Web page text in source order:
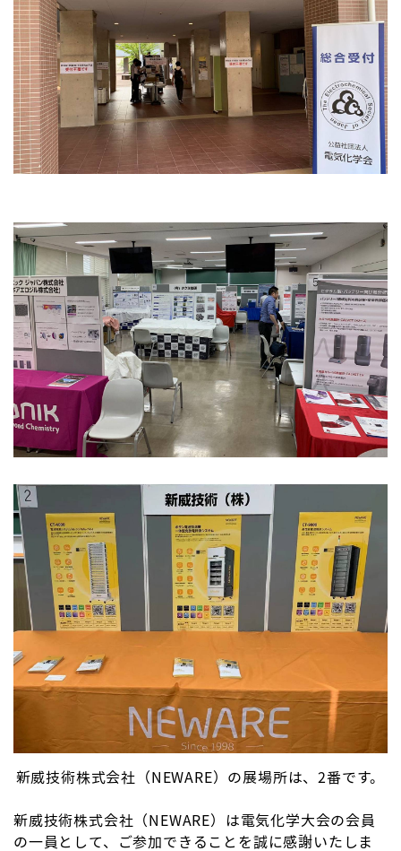
新威技術株式会社（NEWARE）の展場所は、2番です。
新威技術株式会社（NEWARE）は電気化学大会の会員
の一員として、ご参加できることを誠に感謝いたしま